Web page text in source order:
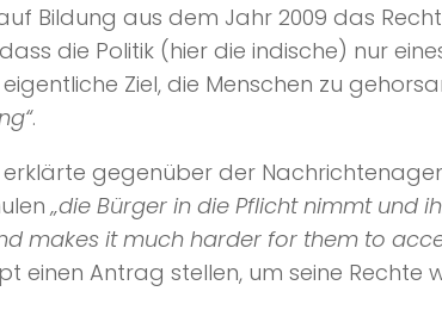
Bildung aus dem Jahr 2009 das
die Politik (hier die indische) nur
Ziel, die Menschen zu
.
erklärte gegenüber der
„die Bürger in die Pflicht nimmt und
makes it much harder for them to
Antrag stellen, um seine Rechte